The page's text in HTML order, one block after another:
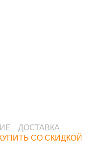
ДОСТАВКА
СО СКИДКОЙ